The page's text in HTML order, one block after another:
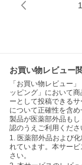
1
お買い物レビュー
「お買い物レビュー
ッピング」において
ーとして投稿できる
について正確性を含
製品が医薬部外品も
認のうえご利用くださ
1. 医薬部外品および
れています。本サー
さい。